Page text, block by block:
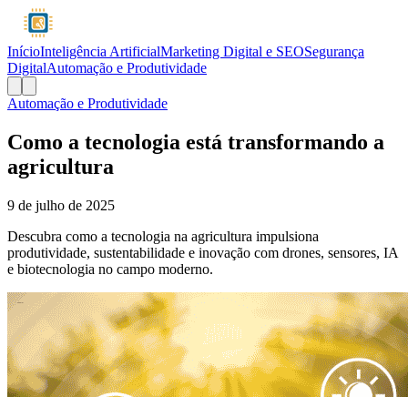
InícioInteligência ArtificialMarketing Digital e SEOSegurança
DigitalAutomação e Produtividade
Automação e Produtividade
Como a tecnologia está transformando a
agricultura
9 de julho de 2025
Descubra como a tecnologia na agricultura impulsiona
produtividade, sustentabilidade e inovação com drones, sensores, IA
e biotecnologia no campo moderno.